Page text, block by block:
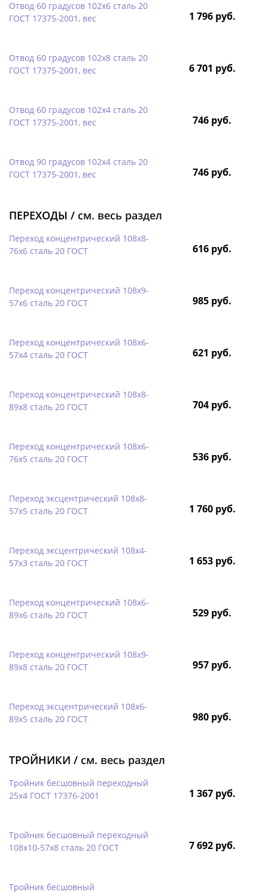
Отвод 60 градусов 102х6 сталь 20
ГОСТ 17375-2001, вес
1 796 руб.
Отвод 60 градусов 102х8 сталь 20
ГОСТ 17375-2001, вес
6 701 руб.
Отвод 60 градусов 102х4 сталь 20
ГОСТ 17375-2001, вес
746 руб.
Отвод 90 градусов 102х4 сталь 20
ГОСТ 17375-2001, вес
746 руб.
ПЕРЕХОДЫ / см. весь раздел
Переход концентрический 108х8-
76х6 сталь 20 ГОСТ
616 руб.
Переход концентрический 108х9-
57х6 сталь 20 ГОСТ
985 руб.
Переход концентрический 108х6-
57х4 сталь 20 ГОСТ
621 руб.
Переход концентрический 108х8-
89х8 сталь 20 ГОСТ
704 руб.
Переход концентрический 108х6-
76х5 сталь 20 ГОСТ
536 руб.
Переход эксцентрический 108х8-
57х5 сталь 20 ГОСТ
1 760 руб.
Переход эксцентрический 108х4-
57х3 сталь 20 ГОСТ
1 653 руб.
Переход концентрический 108х6-
89х6 сталь 20 ГОСТ
529 руб.
Переход концентрический 108х9-
89х8 сталь 20 ГОСТ
957 руб.
Переход эксцентрический 108х6-
89х5 сталь 20 ГОСТ
980 руб.
ТРОЙНИКИ / см. весь раздел
Тройник бесшовный переходный
25х4 ГОСТ 17376-2001
1 367 руб.
Тройник бесшовный переходный
108х10-57х8 сталь 20 ГОСТ
7 692 руб.
Тройник бесшовный